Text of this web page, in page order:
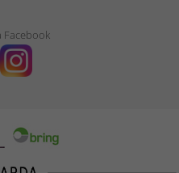
Facebook